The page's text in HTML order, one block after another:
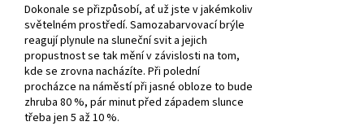
Dokonale se přizpůsobí, ať už jste v jakémkoliv
světelném prostředí. Samozabarvovací brýle
reagují plynule na sluneční svit a jejich
propustnost se tak mění v závislosti na tom,
kde se zrovna nacházíte. Při polední
procházce na náměstí při jasné obloze to bude
zhruba 80 %, pár minut před západem slunce
třeba jen 5 až 10 %.